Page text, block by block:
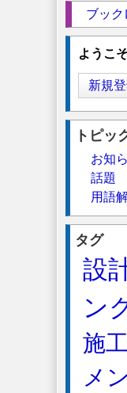
ブック
ようこ
新規
トピッ
お知
話題
用語
タグ
設
ン
施
メ